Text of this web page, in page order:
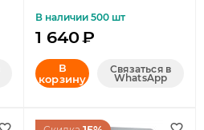
W5073135
4690389163890
В наличии 500 шт
1 640₽
В
корзину
Связаться в
WhatsApp